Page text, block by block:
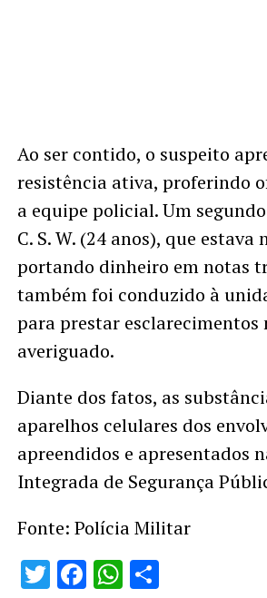
Ao ser contido, o suspeito
resistência ativa, proferindo
a equipe policial. Um
C. S. W. (24 anos), que estava
portando dinheiro em notas
também foi conduzido à
para prestar esclarecimentos
averiguado.
Diante dos fatos, as
aparelhos celulares dos
apreendidos e apresentados
Integrada de Segurança
Fonte: Polícia Militar
Twitter
Facebook
WhatsApp
Share